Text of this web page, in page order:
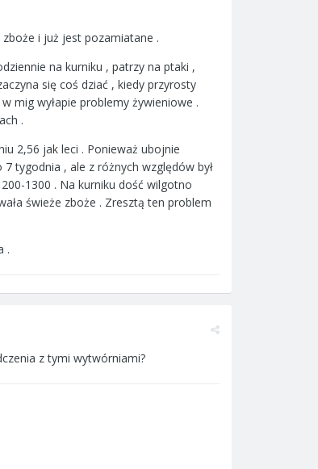
i już jest pozamiatane .
na kurniku , patrzy na ptaki ,
się coś dziać , kiedy przyrosty
mig wyłapie problemy żywieniowe .
.
2,56 jak leci . Ponieważ ubojnie
tygodnia , ale z różnych względów był
1300 . Na kurniku dość wilgotno
świeże zboże . Zresztą ten problem
.
z tymi wytwórniami?